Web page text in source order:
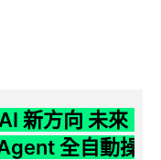
新方向 未來
全自動操